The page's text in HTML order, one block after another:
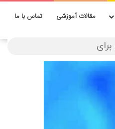
مقالات آموزشی تماس با ما